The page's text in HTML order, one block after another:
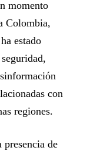
momento
Colombia,
estado
con
regiones.
presencia de